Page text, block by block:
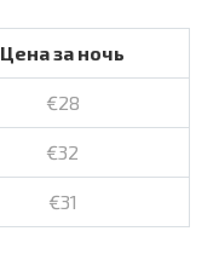
Цена за ночь
€28
€32
€31